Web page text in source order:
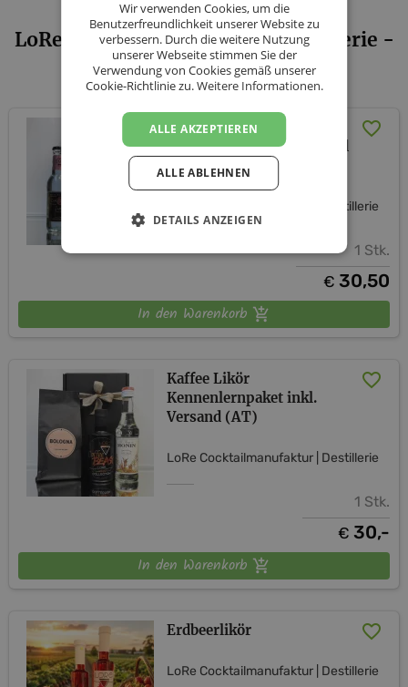
LoRe Cocktailmanufaktur | Destillerie -
Sortiment
BlueGin Tonic Schokolade
Geschenkbox inkl. Versand
(AT)
LoRe Cocktailmanufaktur | Destillerie
1 Stk.
€ 30,50
In den Warenkorb
Kaffee Likör
Kennenlernpaket inkl.
Versand (AT)
LoRe Cocktailmanufaktur | Destillerie
1 Stk.
€ 30,-
In den Warenkorb
Erdbeerlikör
LoRe Cocktailmanufaktur | Destillerie
Wir verwenden Cookies, um die
Benutzerfreundlichkeit unserer Website zu
verbessern. Durch die weitere Nutzung
unserer Webseite stimmen Sie der
Verwendung von Cookies gemäß unserer
Cookie-Richtlinie zu.Weitere Informationen.
ALLE AKZEPTIEREN
ALLE ABLEHNEN
DETAILS ANZEIGEN